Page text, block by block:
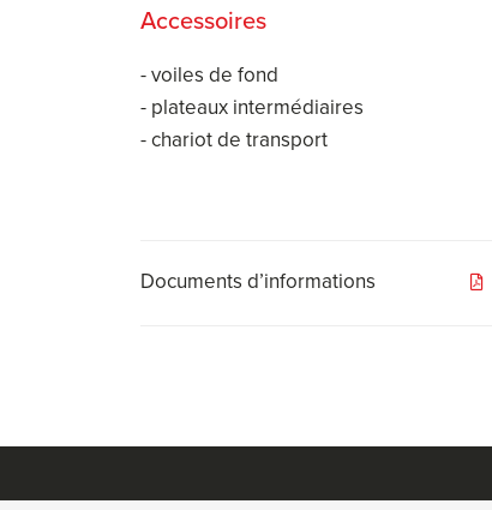
Accessoires
- voiles de fond
- plateaux intermédiaires
- chariot de transport
Documents d’informations